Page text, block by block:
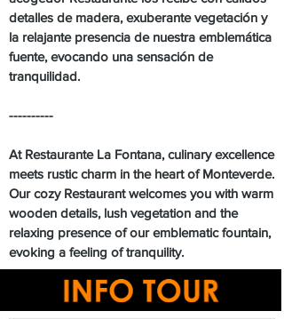
detalles de madera, exuberante vegetación y
la relajante presencia de nuestra emblemática
fuente, evocando una sensación de
tranquilidad.
----------
At Restaurante La Fontana, culinary excellence
meets rustic charm in the heart of Monteverde.
Our cozy Restaurant welcomes you with warm
wooden details, lush vegetation and the
relaxing presence of our emblematic fountain,
evoking a feeling of tranquility.